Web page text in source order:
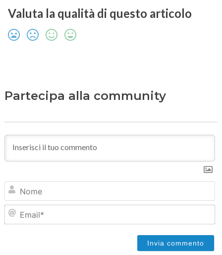
Valuta la qualità di questo articolo
Partecipa alla community